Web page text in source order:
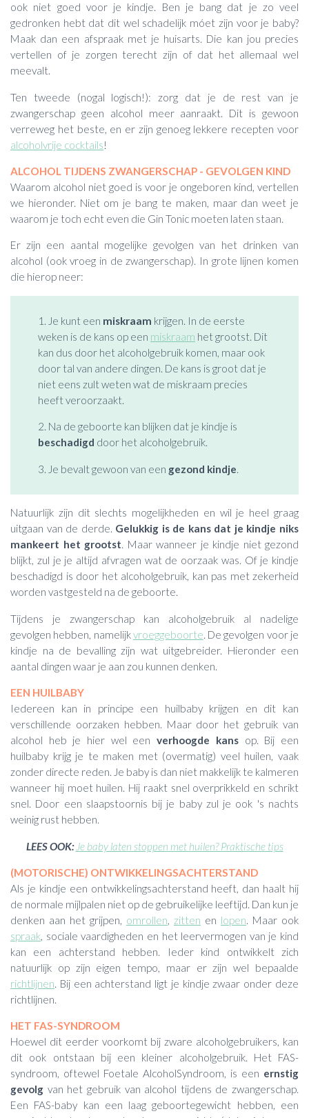
ook niet goed voor je kindje. Ben je bang dat je zo veel
gedronken hebt dat dit wel schadelijk móet zijn voor je baby?
Maak dan een afspraak met je huisarts. Die kan jou precies
vertellen of je zorgen terecht zijn of dat het allemaal wel
meevalt.
Ten tweede (nogal logisch!): zorg dat je de rest van je
zwangerschap geen alcohol meer aanraakt. Dit is gewoon
verreweg het beste, en er zijn genoeg lekkere recepten voor
alcoholvrije cocktails!
ALCOHOL TIJDENS ZWANGERSCHAP - GEVOLGEN KIND
Waarom alcohol niet goed is voor je ongeboren kind, vertellen
we hieronder. Niet om je bang te maken, maar dan weet je
waarom je toch echt even die Gin Tonic moeten laten staan.
Er zijn een aantal mogelijke gevolgen van het drinken van
alcohol (ook vroeg in de zwangerschap). In grote lijnen komen
die hierop neer:
1. Je kunt een miskraam krijgen. In de eerste
weken is de kans op een miskraam het grootst. Dit
kan dus door het alcoholgebruik komen, maar ook
door tal van andere dingen. De kans is groot dat je
niet eens zult weten wat de miskraam precies
heeft veroorzaakt.
2. Na de geboorte kan blijken dat je kindje is
beschadigd door het alcoholgebruik.
3. Je bevalt gewoon van een gezond kindje.
Natuurlijk zijn dit slechts mogelijkheden en wil je heel graag
uitgaan van de derde. Gelukkig is de kans dat je kindje niks
mankeert het grootst. Maar wanneer je kindje niet gezond
blijkt, zul je je altijd afvragen wat de oorzaak was. Of je kindje
beschadigd is door het alcoholgebruik, kan pas met zekerheid
worden vastgesteld na de geboorte.
Tijdens je zwangerschap kan alcoholgebruik al nadelige
gevolgen hebben, namelijkvroeggeboorte. De gevolgen voor je
kindje na de bevalling zijn wat uitgebreider. Hieronder een
aantal dingen waar je aan zou kunnen denken.
EEN HUILBABY
Iedereen kan in principe een huilbaby krijgen en dit kan
verschillende oorzaken hebben. Maar door het gebruik van
alcohol heb je hier wel eenverhoogde kansop. Bij een
huilbaby krijg je te maken met (overmatig) veel huilen, vaak
zonder directe reden. Je baby is dan niet makkelijk te kalmeren
wanneer hij moet huilen. Hij raakt snel overprikkeld en schrikt
snel. Door een slaapstoornis bij je baby zul je ook 's nachts
weinig rust hebben.
LEES OOK: Je baby laten stoppen met huilen? Praktische tips
(MOTORISCHE) ONTWIKKELINGSACHTERSTAND
Als je kindje een ontwikkelingsachterstand heeft, dan haalt hij
de normale mijlpalen niet op de gebruikelijke leeftijd. Dan kun je
denken aan het grijpen, omrollen, zitten en lopen. Maar ook
spraak, sociale vaardigheden en het leervermogen van je kind
kan een achterstand hebben. Ieder kind ontwikkelt zich
natuurlijk op zijn eigen tempo, maar er zijn wel bepaalde
richtlijnen. Bij een achterstand ligt je kindje zwaar onder deze
richtlijnen.
HET FAS-SYNDROOM
Hoewel dit eerder voorkomt bij zware alcoholgebruikers, kan
dit ook ontstaan bij een kleiner alcoholgebruik. Het FAS-
syndroom, oftewel Foetale AlcoholSyndroom, is een ernstig
gevolg van het gebruik van alcohol tijdens de zwangerschap.
Een FAS-baby kan een laag geboortegewicht hebben, een